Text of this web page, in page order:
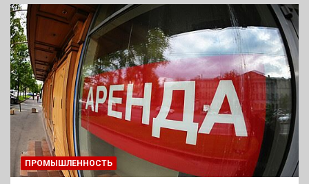
ПРОМЫШЛЕННОСТЬ